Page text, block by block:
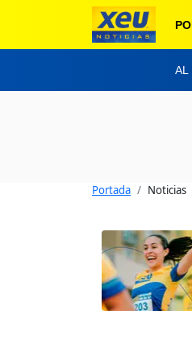
AL
Portada Noticias